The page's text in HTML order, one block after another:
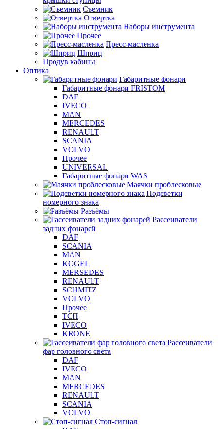
Съемник
Отвертка
Наборы инструмента
Прочее
Пресс-масленка
Шприц
Продув кабины
Оптика
Габаритные фонари
Габаритные фонари FRISTOM
DAF
IVECO
MAN
MERCEDES
RENAULT
SCANIA
VOLVO
Прочее
UNIVERSAL
Габаритные фонари WAS
Маячки проблесковые
Подсветки
номерного знака
Разъёмы
Рассеиватели
задних фонарей
DAF
SCANIA
MAN
KOGEL
MERSEDES
RENAULT
SCHMITZ
VOLVO
Прочее
ТСП
IVECO
KRONE
Рассеиватели
фар головного света
DAF
IVECO
MAN
MERCEDES
RENAULT
SCANIA
VOLVO
Стоп-сигнал